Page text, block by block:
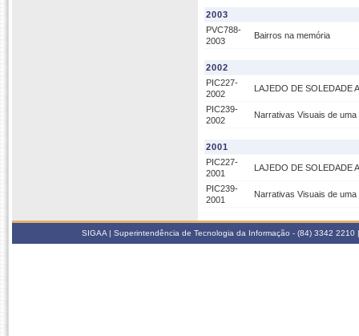
2003
PVC788-
2003
Bairros na memória
2002
PIC227-
2002
LAJEDO DE SOLEDADE
PIC239-
2002
Narrativas Visuais de
2001
PIC227-
2001
LAJEDO DE SOLEDADE
PIC239-
2001
Narrativas Visuais de
SIGAA | Superintendência de Tecnologia da Informação - (84) 3342